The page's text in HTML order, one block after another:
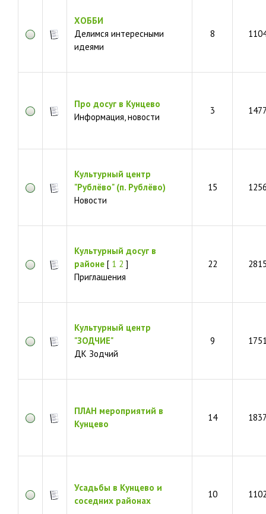
ХОББИ
Делимся интересными
идеями
8
Про досуг в Кунцево
Информация, новости
3
Культурный центр
"Рублёво" (п. Рублёво)
Новости
15
Культурный досуг в
районе [ 1 2 ]
Приглашения
22
Культурный центр
"ЗОДЧИЕ"
ДК Зодчий
9
ПЛАН мероприятий в
Кунцево
14
Усадьбы в Кунцево и
соседних районах
10